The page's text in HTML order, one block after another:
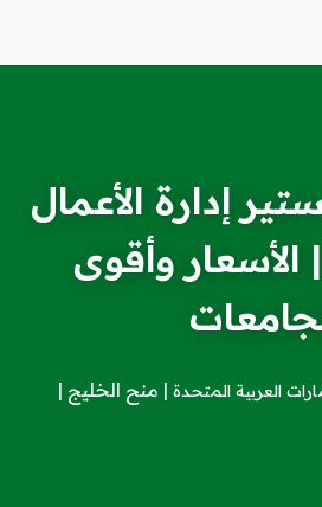
إدارة الأعمال
وأقوى
العربية المتحدة منح الخليج